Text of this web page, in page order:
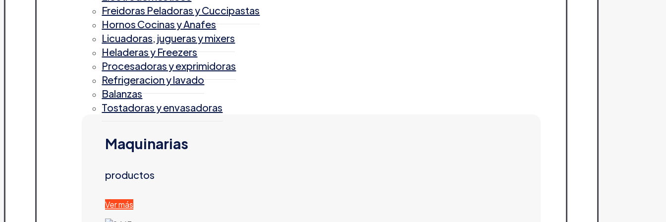
Freidoras Peladoras y Cuccipastas
Hornos Cocinas y Anafes
Licuadoras, jugueras y mixers
Heladeras y Freezers
Procesadoras y exprimidoras
Refrigeracion y lavado
Balanzas
Tostadoras y envasadoras
Maquinarias
productos
Ver más